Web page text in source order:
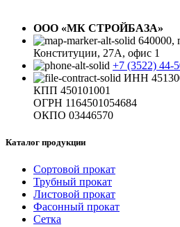
ООО «МК СТРОЙБАЗА»
640000,
Конституции, 27А, офис 1
+7 (3522) 44-
ИНН
КПП 450101001
ОГРН 1164501054684
ОКПО 03446570
Каталог продукции
Сортовой прокат
Трубный прокат
Листовой прокат
Фасонный прокат
Сетка